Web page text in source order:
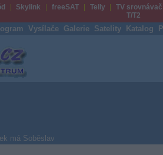
Skylink freeSAT Telly
TV srovnávač
T/T2
Vysílače Galerie Satelity Katalog
má Soběslav